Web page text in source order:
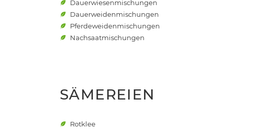
Dauerwiesenmischungen
Dauerweidenmischungen
Pferdeweidenmischungen
Nachsaatmischungen
SÄMEREIEN
Rotklee